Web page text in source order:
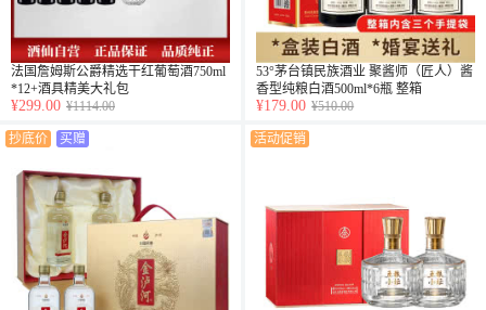
法国詹姆斯公爵精选干红葡萄酒750ml
*12+酒具精美大礼包
¥299.00 ¥1114.00
53°茅台镇民族酒业 聚酱师（匠人）酱
香型纯粮白酒500ml*6瓶 整箱
¥179.00 ¥510.00
抄底价 买赠 活动促销